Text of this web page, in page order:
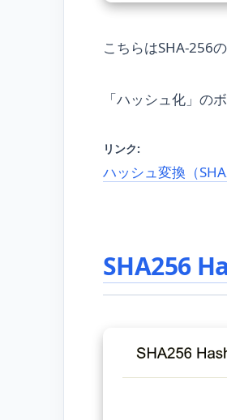
こちらはSHA-256
「ハッシュ化」の
リンク:
ハッシュ変換（
SHA256